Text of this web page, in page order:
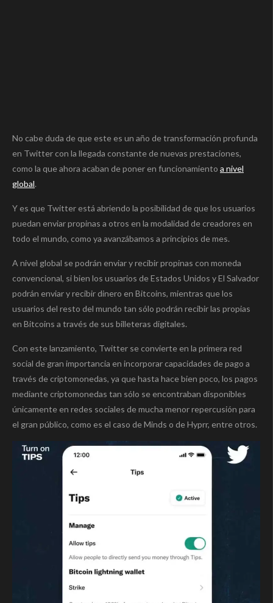
No cabe duda de que este es un año de transformación profunda
en Twitter con la llegada constante de nuevas prestaciones,
como la que ahora acaban de poner en funcionamiento a nivel
global.
Y es que Twitter está abriendo la posibilidad de que los usuarios
puedan enviar propinas a otros en la modalidad de creadores en
todo el mundo, como ya avanzábamos a principios de mes.
A nivel global se podrán enviar y recibir propinas con moneda
convencional, si bien los usuarios de Estados Unidos y El Salvador
podrán enviar y recibir dinero en Bitcoins, mientras que los
usuarios del resto del mundo tan sólo podrán recibir las propias
en Bitcoins a través de sus billeteras digitales.
Con este lanzamiento, Twitter se convierte en la primera red
social de gran importancia en incorporar capacidades de pago a
través de criptomonedas, ya que hasta hace bien poco, los pagos
mediante criptomonedas tan sólo se encontraban disponibles
únicamente en redes sociales de mucha menor repercusión para
el gran público, como es el caso de Minds o de Hyprr, entre otros.